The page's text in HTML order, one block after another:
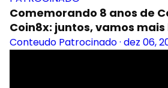
Comemorando 8 anos de
Coin8x: juntos, vamos
Conteudo Patrocinado· dez 06,